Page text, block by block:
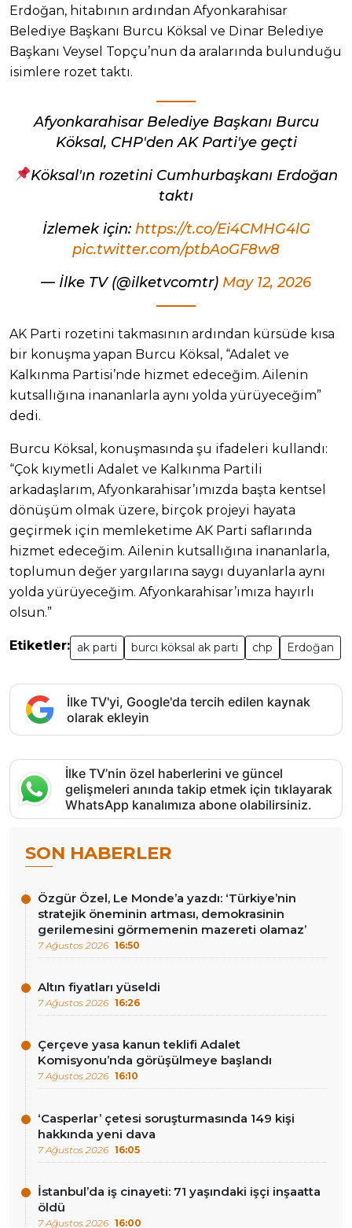
Erdoğan, hitabının ardından Afyonkarahisar
Belediye Başkanı Burcu Köksal ve Dinar Belediye
Başkanı Veysel Topçu’nun da aralarında bulunduğu
isimlere rozet taktı.
Afyonkarahisar Belediye Başkanı Burcu
Köksal, CHP'den AK Parti'ye geçti
Köksal'ın rozetini Cumhurbaşkanı Erdoğan
taktı
İzlemek için: https://t.co/Ei4CMHG4lG
pic.twitter.com/ptbAoGF8w8
— İlke TV (@ilketvcomtr) May 12, 2026
AK Parti rozetini takmasının ardından kürsüde kısa
bir konuşma yapan Burcu Köksal, “Adalet ve
Kalkınma Partisi’nde hizmet edeceğim. Ailenin
kutsallığına inananlarla aynı yolda yürüyeceğim”
dedi.
Burcu Köksal, konuşmasında şu ifadeleri kullandı:
“Çok kıymetli Adalet ve Kalkınma Partili
arkadaşlarım, Afyonkarahisar’ımızda başta kentsel
dönüşüm olmak üzere, birçok projeyi hayata
geçirmek için memleketime AK Parti saflarında
hizmet edeceğim. Ailenin kutsallığına inananlarla,
toplumun değer yargılarına saygı duyanlarla aynı
yolda yürüyeceğim. Afyonkarahisar’ımıza hayırlı
olsun.”
Etiketler: ak parti burcı köksal ak parti chp Erdoğan
İlke TV'yi, Google'da tercih edilen kaynak
olarak ekleyin
İlke TV’nin özel haberlerini ve güncel
gelişmeleri anında takip etmek için tıklayarak
WhatsApp kanalımıza abone olabilirsiniz.
SON HABERLER
Özgür Özel, Le Monde’a yazdı: ‘Türkiye’nin
stratejik öneminin artması, demokrasinin
gerilemesini görmemenin mazereti olamaz’
7 Ağustos 2026 16:50
Altın fiyatları yüseldi
7 Ağustos 2026 16:26
Çerçeve yasa kanun teklifi Adalet
Komisyonu’nda görüşülmeye başlandı
7 Ağustos 2026 16:10
‘Casperlar’ çetesi soruşturmasında 149 kişi
hakkında yeni dava
7 Ağustos 2026 16:05
İstanbul’da iş cinayeti: 71 yaşındaki işçi inşaatta
öldü
7 Ağustos 2026 16:00